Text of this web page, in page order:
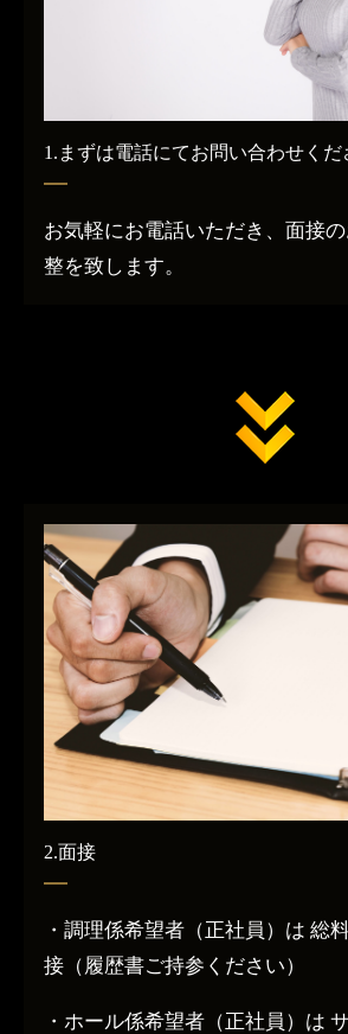
1.まずは電話にてお問い合わせくだ
お気軽にお電話いただき、面接
整を致します。
2.面接
・調理係希望者（正社員）は 総
接（履歴書ご持参ください）
・ホール係希望者（正社員）は